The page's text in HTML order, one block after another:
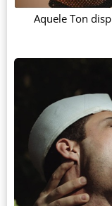
Aquele Ton